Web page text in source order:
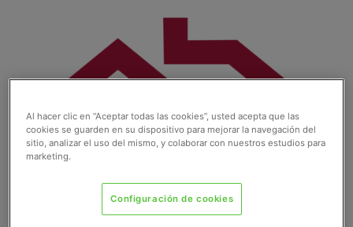
Al hacer clic en “Aceptar todas las cookies”, usted acepta que las
cookies se guarden en su dispositivo para mejorar la navegación del
sitio, analizar el uso del mismo, y colaborar con nuestros estudios para
marketing.
Configuración de cookies